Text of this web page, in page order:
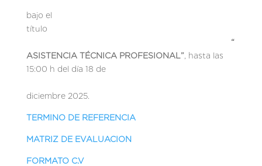
bajo el
título
“
ASISTENCIA TÉCNICA PROFESIONAL”, hasta las
15:00 h del día 18 de
diciembre 2025.
TERMINO DE REFERENCIA
MATRIZ DE EVALUACION
FORMATO C.V